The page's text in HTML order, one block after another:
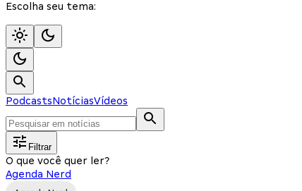
Escolha seu tema:
PodcastsNotíciasVídeos
Filtrar
O que você quer ler?
Agenda Nerd